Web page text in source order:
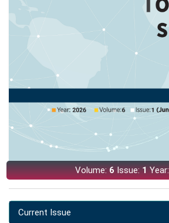
Volume:6Issue:1
Current Issue